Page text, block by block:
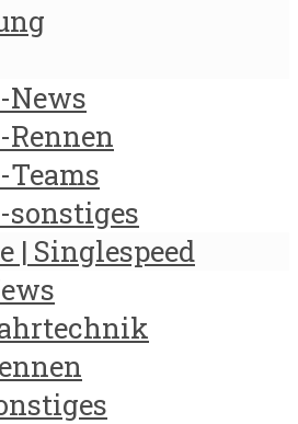
News
Rennen
Teams
sonstiges
| Singlespeed